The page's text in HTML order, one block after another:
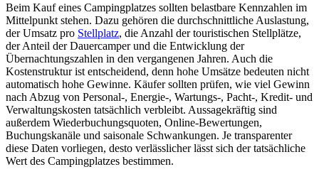
Beim Kauf eines Campingplatzes sollten belastbare Kennzahlen im
Mittelpunkt stehen. Dazu gehören die durchschnittliche Auslastung,
der Umsatz pro Stellplatz, die Anzahl der touristischen Stellplätze,
der Anteil der Dauercamper und die Entwicklung der
Übernachtungszahlen in den vergangenen Jahren. Auch die
Kostenstruktur ist entscheidend, denn hohe Umsätze bedeuten nicht
automatisch hohe Gewinne. Käufer sollten prüfen, wie viel Gewinn
nach Abzug von Personal-, Energie-, Wartungs-, Pacht-, Kredit- und
Verwaltungskosten tatsächlich verbleibt. Aussagekräftig sind
außerdem Wiederbuchungsquoten, Online-Bewertungen,
Buchungskanäle und saisonale Schwankungen. Je transparenter
diese Daten vorliegen, desto verlässlicher lässt sich der tatsächliche
Wert des Campingplatzes bestimmen.